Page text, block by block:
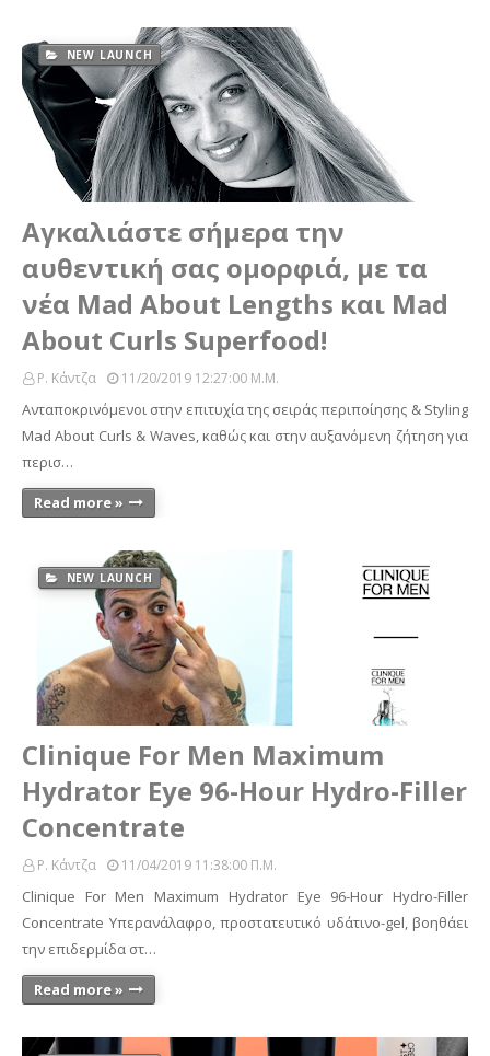
NEW LAUNCH
Αγκαλιάστε σήμερα την
αυθεντική σας ομορφιά, με τα
νέα Mad About Lengths και Mad
About Curls Superfood!
Ρ. Κάντζα 11/20/2019 12:27:00 Μ.μ.
Ανταποκρινόμενοι στην επιτυχία της σειράς περιποίησης & Styling
Mad About Curls & Waves, καθώς και στην αυξανόμενη ζήτηση για
περισ…
Read more »
NEW LAUNCH
Clinique For Men Maximum
Hydrator Eye 96-Hour Hydro-Filler
Concentrate
Ρ. Κάντζα 11/04/2019 11:38:00 Π.μ.
Clinique For Men Maximum Hydrator Eye 96-Hour Hydro-Filler
Concentrate Υπερανάλαφρο, προστατευτικό υδάτινο-gel, βοηθάει
την επιδερμίδα στ…
Read more »